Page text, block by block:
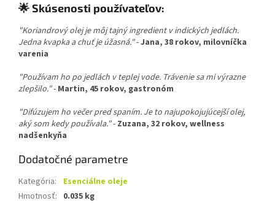
🌟 Skúsenosti používateľov:
"Koriandrový olej je môj tajný ingredient v indických jedlách.
Jedna kvapka a chuť je úžasná."-Jana, 38 rokov, milovníčka
varenia
"Používam ho po jedlách v teplej vode. Trávenie sa mi výrazne
zlepšilo."- Martin, 45 rokov, gastronóm
"Difúzujem ho večer pred spaním. Je to najupokojujúcejší olej,
aký som kedy používala."- Zuzana, 32 rokov, wellness
nadšenkyňa
Dodatočné parametre
Kategória:
Esenciálne oleje
Hmotnosť: 0.035 kg